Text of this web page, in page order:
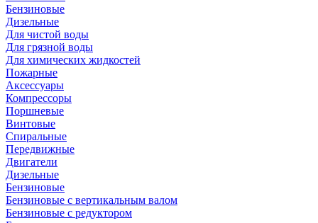
Бензиновые
Дизельные
Для чистой воды
Для грязной воды
Для химических жидкостей
Пожарные
Аксессуары
Компрессоры
Поршневые
Винтовые
Спиральные
Передвижные
Двигатели
Дизельные
Бензиновые
Бензиновые с вертикальным валом
Бензиновые с редуктором